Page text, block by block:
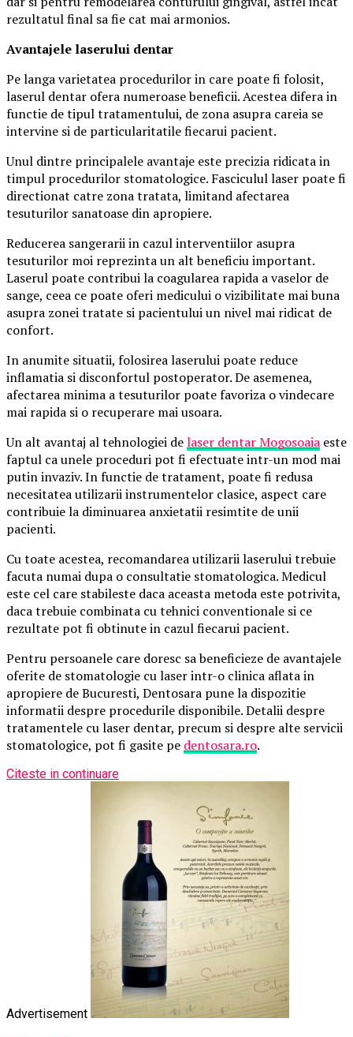
rezultatul final sa fie cat mai armonios.
Avantajele laserului dentar
Pe langa varietatea procedurilor in care poate fi folosit,
laserul dentar ofera numeroase beneficii. Acestea difera in
functie de tipul tratamentului, de zona asupra careia se
intervine si de particularitatile fiecarui pacient.
Unul dintre principalele avantaje este precizia ridicata in
timpul procedurilor stomatologice. Fasciculul laser poate fi
directionat catre zona tratata, limitand afectarea
tesuturilor sanatoase din apropiere.
Reducerea sangerarii in cazul interventiilor asupra
tesuturilor moi reprezinta un alt beneficiu important.
Laserul poate contribui la coagularea rapida a vaselor de
sange, ceea ce poate oferi medicului o vizibilitate mai buna
asupra zonei tratate si pacientului un nivel mai ridicat de
confort.
In anumite situatii, folosirea laserului poate reduce
inflamatia si disconfortul postoperator. De asemenea,
afectarea minima a tesuturilor poate favoriza o vindecare
mai rapida si o recuperare mai usoara.
Un alt avantaj al tehnologiei delaser dentar Mogosoaia este
faptul ca unele proceduri pot fi efectuate intr-un mod mai
putin invaziv. In functie de tratament, poate fi redusa
necesitatea utilizarii instrumentelor clasice, aspect care
contribuie la diminuarea anxietatii resimtite de unii
pacienti.
Cu toate acestea, recomandarea utilizarii laserului trebuie
facuta numai dupa o consultatie stomatologica. Medicul
este cel care stabileste daca aceasta metoda este potrivita,
daca trebuie combinata cu tehnici conventionale si ce
rezultate pot fi obtinute in cazul fiecarui pacient.
Pentru persoanele care doresc sa beneficieze de avantajele
oferite de stomatologie cu laser intr-o clinica aflata in
apropiere de Bucuresti, Dentosara pune la dispozitie
informatii despre procedurile disponibile. Detalii despre
tratamentele cu laser dentar, precum si despre alte servicii
stomatologice, pot fi gasite pe dentosara.ro.
Citeste in continuare
Advertisement